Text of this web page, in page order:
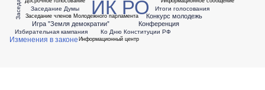
Заседание Думы
Заседание членов Молодежного парламента
Игра "Земля демократии"
Избирательная кампания
Изменения в законеИнформационный центр
Итоги голосования
Ко Дню Конституции РФ
Конкурс молодежь
Конференция